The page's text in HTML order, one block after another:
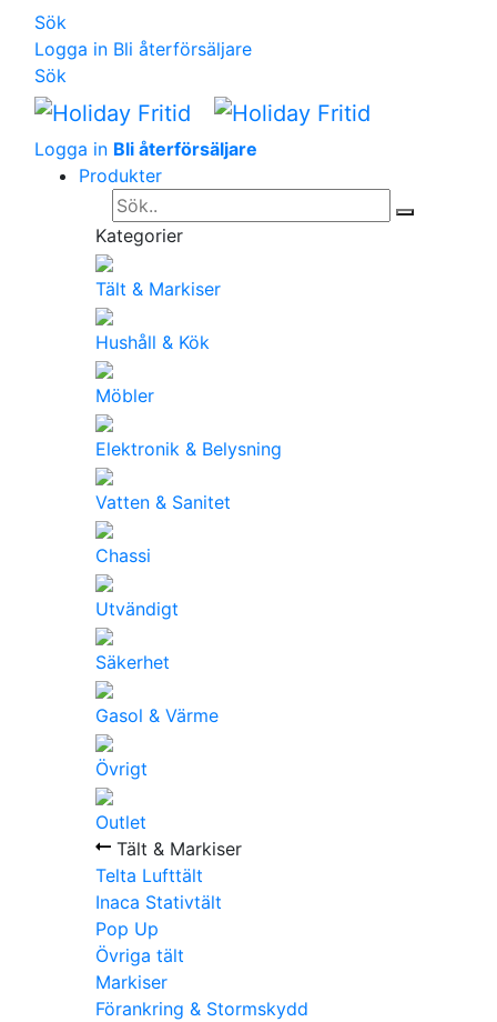
Sök
Logga in Bli återförsäljare
Sök
Logga in Bli återförsäljare
Produkter
Kategorier
Tält & Markiser
Hushåll & Kök
Möbler
Elektronik & Belysning
Vatten & Sanitet
Chassi
Utvändigt
Säkerhet
Gasol & Värme
Övrigt
Outlet
Tält & Markiser
Telta Lufttält
Inaca Stativtält
Pop Up
Övriga tält
Markiser
Förankring & Stormskydd